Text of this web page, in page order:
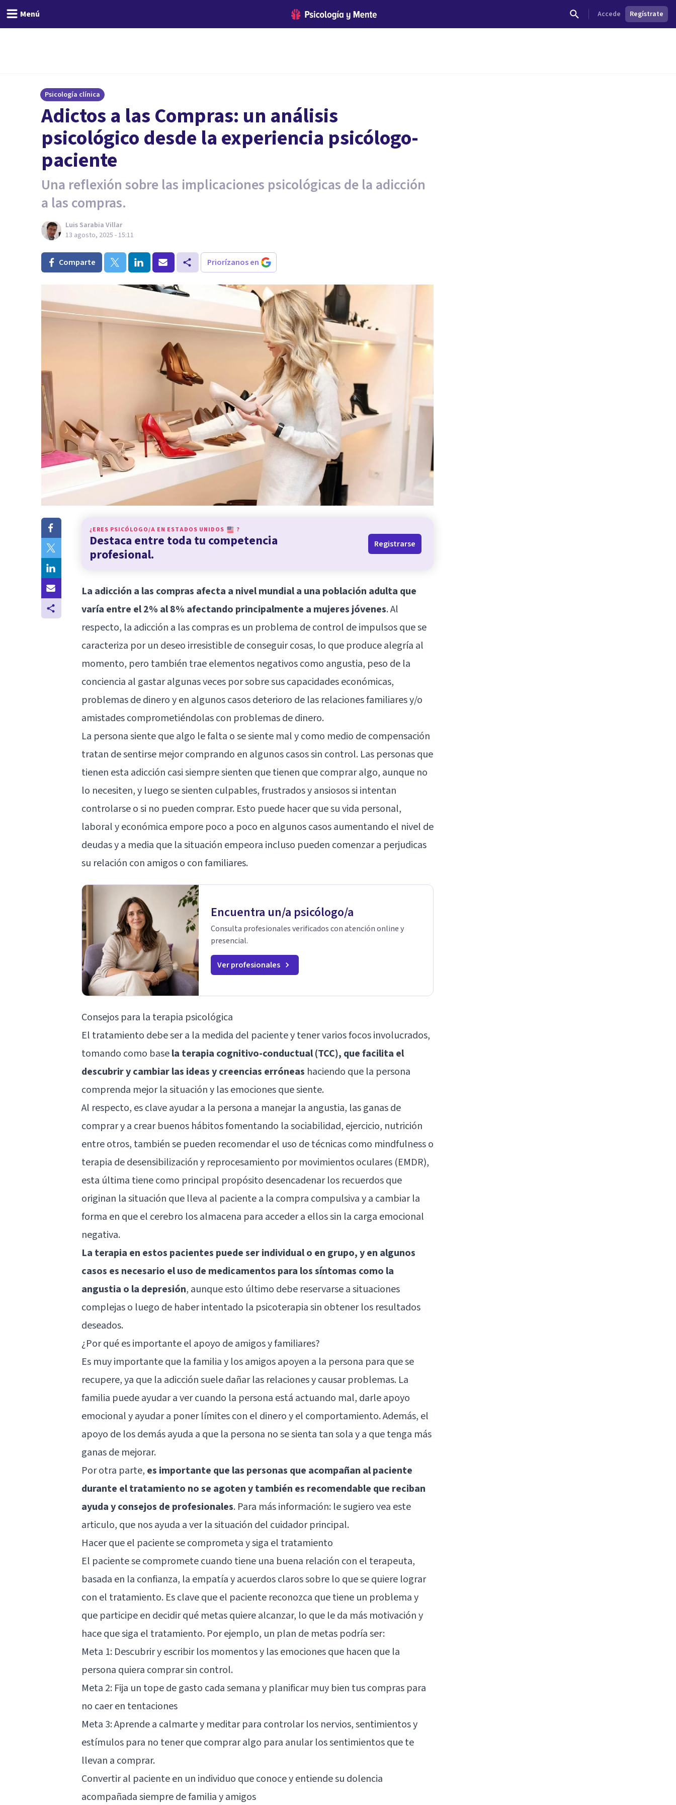
Menú Accede Regístrate
Psicología clínica
Adictos a las Compras: un análisis
psicológico desde la experiencia psicólogo-
paciente
Una reflexión sobre las implicaciones psicológicas de la adicción
a las compras.
Luis Sarabia Villar
13 agosto, 2025 - 15:11
Comparte Priorízanos en
¿ERES PSICÓLOGO/A EN ESTADOS UNIDOS ?
Destaca entre toda tu competencia
profesional.
Registrarse
La adicción a las compras afecta a nivel mundial a una población adulta que
varía entre el 2% al 8% afectando principalmente a mujeres jóvenes. Al
respecto, la adicción a las compras es un problema de control de impulsos que se
caracteriza por un deseo irresistible de conseguir cosas, lo que produce alegría al
momento, pero también trae elementos negativos como angustia, peso de la
conciencia al gastar algunas veces por sobre sus capacidades económicas,
problemas de dinero y en algunos casos deterioro de las relaciones familiares y/o
amistades comprometiéndolas con problemas de dinero.
La persona siente que algo le falta o se siente mal y como medio de compensación
tratan de sentirse mejor comprando en algunos casos sin control. Las personas que
tienen esta adicción casi siempre sienten que tienen que comprar algo, aunque no
lo necesiten, y luego se sienten culpables, frustrados y ansiosos si intentan
controlarse o si no pueden comprar. Esto puede hacer que su vida personal,
laboral y económica empore poco a poco en algunos casos aumentando el nivel de
deudas y a media que la situación empeora incluso pueden comenzar a perjudicas
su relación con amigos o con familiares.
Encuentra un/a psicólogo/a
Consulta profesionales verificados con atención online y
presencial.
Ver profesionales
Consejos para la terapia psicológica
El tratamiento debe ser a la medida del paciente y tener varios focos involucrados,
tomando como basela terapia cognitivo-conductual(TCC), que facilita el
descubrir y cambiar las ideas y creencias erróneas haciendo que la persona
comprenda mejor la situación y las emociones que siente.
Al respecto, es clave ayudar a la persona a manejar la angustia, las ganas de
comprar y a crear buenos hábitos fomentando la sociabilidad, ejercicio, nutrición
entre otros, también se pueden recomendar el uso de técnicas como mindfulness o
terapia de desensibilización y reprocesamiento por movimientos oculares (EMDR),
esta última tiene como principal propósito desencadenar los recuerdos que
originan la situación que lleva al paciente a la compra compulsiva y a cambiar la
forma en que el cerebro los almacena para acceder a ellos sin la carga emocional
negativa.
La terapia en estos pacientes puede ser individual o en grupo, y en algunos
casos es necesario el uso de medicamentos para los síntomas como la
angustia o la depresión, aunque esto último debe reservarse a situaciones
complejas o luego de haber intentado la psicoterapia sin obtener los resultados
deseados.
¿Por qué es importante el apoyo de amigos y familiares?
Es muy importante que la familia y los amigos apoyen a la persona para que se
recupere, ya que la adicción suele dañar las relaciones y causar problemas. La
familia puede ayudar a ver cuando la persona está actuando mal, darle apoyo
emocional y ayudar a poner límites con el dinero y el comportamiento. Además, el
apoyo de los demás ayuda a que la persona no se sienta tan sola y a que tenga más
ganas de mejorar.
Por otra parte, es importante que las personas que acompañan al paciente
durante el tratamiento no se agoten y también es recomendable que reciban
ayuda y consejos de profesionales. Para más información: le sugiero vea este
articulo, que nos ayuda a ver la situación del cuidador principal.
Hacer que el paciente se comprometa y siga el tratamiento
El paciente se compromete cuando tiene una buena relación con el terapeuta,
basada en la confianza, la empatía y acuerdos claros sobre lo que se quiere lograr
con el tratamiento. Es clave que el paciente reconozca que tiene un problema y
que participe en decidir qué metas quiere alcanzar, lo que le da más motivación y
hace que siga el tratamiento. Por ejemplo, un plan de metas podría ser:
Meta 1: Descubrir y escribir los momentos y las emociones que hacen que la
persona quiera comprar sin control.
Meta 2: Fija un tope de gasto cada semana y planificar muy bien tus compras para
no caer en tentaciones
Meta 3: Aprende a calmarte y meditar para controlar los nervios, sentimientos y
estímulos para no tener que comprar algo para anular los sentimientos que te
llevan a comprar.
Convertir al paciente en un individuo que conoce y entiende su dolencia
acompañada siempre de familia y amigos